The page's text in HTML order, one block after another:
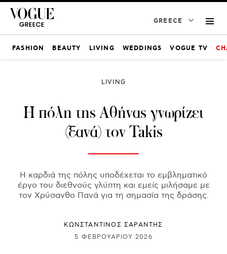
GREECE
FASHION BEAUTY LIVING WEDDINGS VOGUE TV
LIVING
Η πόλη της Αθήνας γνωρίζει
(ξανά) τον Takis
Η καρδιά της πόλης υποδέχεται το εμβληματικό
έργο του διεθνούς γλύπτη και εμείς μιλήσαμε με
τον Χρύσανθο Πανά για τη σημασία της δράσης.
ΚΩΝΣΤΑΝΤΙΝΟΣ ΣΑΡΑΝΤΗΣ
5 ΦΕΒΡΟΥΑΡΊΟΥ 2026